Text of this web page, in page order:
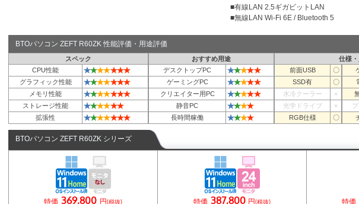
■有線LAN 2.5ギガビットLAN
■無線LAN Wi-Fi 6E / Bluetooth 5
BTOパソコン ZEFT R60ZK 性能評価・用途評価
スペック おすすめ用途
仕様
CPU性能
★★★★★★★ デスクトップPC ★★★★★ 前面USB 〇
グラフィック性能
★★★★★★★ ゲーミングPC ★★★★★ SSD有 〇
メモリ性能
★★★★★★★ クリエイター用PC ★★★★★ 水冷クーラー ×
ストレージ性能
★★★★★★ 静音PC ★★★★ 光学ドライブ ×
拡張性
★★★★★★★ 長時間稼働 ★★★★ RGB仕様 〇
BTOパソコン ZEFT R60ZK シリーズ
特価 369,800 円(税抜) 特価 387,800 円(税抜) 特価